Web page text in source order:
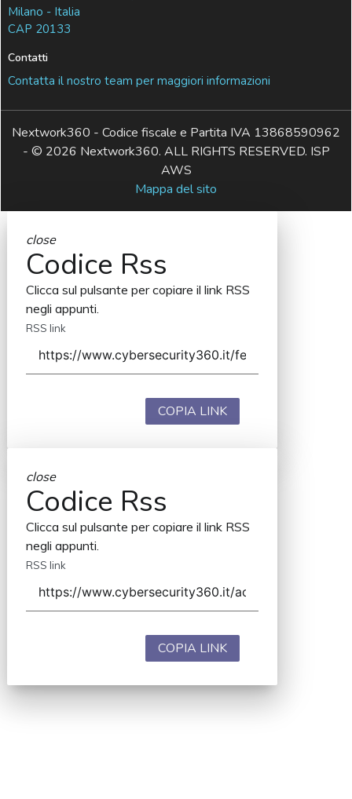
Milano - Italia
CAP 20133
Contatti
Contatta il nostro team per maggiori informazioni
Nextwork360 - Codice fiscale e Partita IVA 13868590962
- © 2026 Nextwork360. ALL RIGHTS RESERVED. ISP
AWS
Mappa del sito
close
Codice Rss
Clicca sul pulsante per copiare il link RSS
negli appunti.
RSS link
COPIA LINK
close
Codice Rss
Clicca sul pulsante per copiare il link RSS
negli appunti.
RSS link
COPIA LINK